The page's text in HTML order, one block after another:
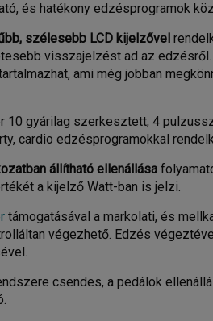
és hatékony edzésprogramok
szélesebb LCD kijelzővel
visszajelzést ad az
ami még jobban
10 gyárilag szerkesztett, 4
cardio edzésprogramokkal
állítható ellenállása
a kijelző Watt-ban is jelzi.
támogatásával a markolati, és
végezhető. Edzés
csendes, a pedálok